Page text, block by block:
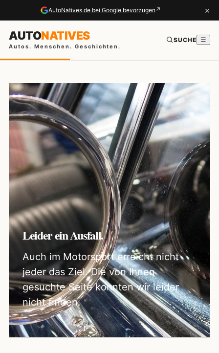
AutoNatives.de bei Google bevorzugen ↗ ×
AUTONATIVES
Autos. Menschen. Geschichten.
SUCHE ☰
Leider ein Ausfall.
Auch im Motorsport erreicht nicht
jeder das Ziel. Die von Ihnen
gesuchte Seite konnten wir leider
nicht finden.